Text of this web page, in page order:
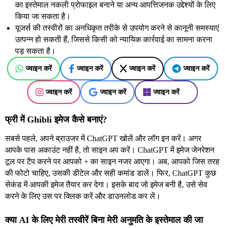
का इस्तेमाल नकली प्रोफाइल बनाने या अन्य आपत्तिजनक उद्देश्यों के लिए
किया जा सकता है।
यूजर्स की तस्वीरों का अनधिकृत तरीके से उपयोग करने से कानूनी समस्याएं
उत्पन्न हो सकती हैं, जिससे किसी को न्यायिक कार्रवाई का सामना करना
पड़ सकता है।
ज्वाइन करें ज्वाइन करें ज्वाइन करें ज्वाइन करें
ज्वाइन करें ज्वाइन करें ज्वाइन करें
फ्री में Ghibli इमेज कैसे बनाएं?
सबसे पहले, अपने ब्राउजर में ChatGPT खोलें और लॉग इन करें। अगर
आपके पास अकाउंट नहीं है, तो साइन अप करें। ChatGPT में इमेज जेनरेशन
टूल पर टैप करने पर आपको + का साइन नजर आएगा। अब, आपको जिस तरह
की फोटो चाहिए, उसकी डीटेल और सही कमांड डालें। फिर, ChatGPT कुछ
सेकंड में आपकी इमेज तैयार कर देगा। इसके बाद जो इमेज बनी है, उसे सेव
करने के लिए उस पर क्लिक करें और डाउनलोड कर लें।
क्या AI के लिए मेरी तस्वीरें बिना मेरी अनुमति के इस्तेमाल की जा